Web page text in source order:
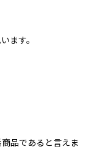
ます。
品であると言えま